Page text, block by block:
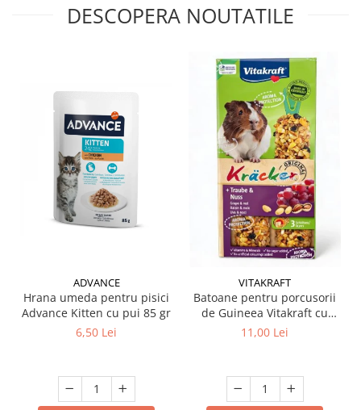
DESCOPERA NOUTATILE
ADVANCE
Hrana umeda pentru pisici
Advance Kitten cu pui 85 gr
6,50 Lei
VITAKRAFT
Batoane pentru porcusorii
de Guineea Vitakraft cu
struguri & nuci 2 buc
11,00 Lei